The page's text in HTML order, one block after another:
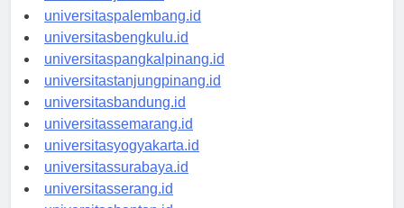
universitasjambi.id
universitaspalembang.id
universitasbengkulu.id
universitaspangkalpinang.id
universitastanjungpinang.id
universitasbandung.id
universitassemarang.id
universitasyogyakarta.id
universitassurabaya.id
universitasserang.id